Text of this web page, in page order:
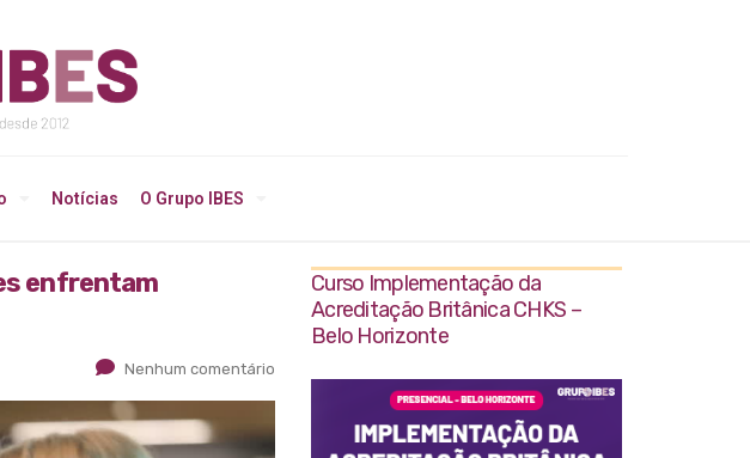
Notícias O Grupo IBES
enfrentam
Nenhum comentário
Curso Implementação da
Acreditação Britânica CHKS –
Belo Horizonte